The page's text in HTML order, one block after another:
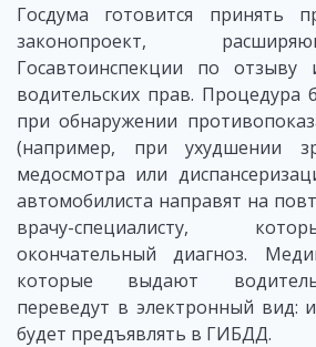
Госдума готовится принять
законопроект,
Госавтоинспекции по отзыву
водительских прав. Процедура
при обнаружении
(например, при ухудшении
медосмотра или
автомобилиста направят на
врачу-специалисту,
окончательный диагноз.
которые выдают
переведут в электронный вид:
будет предъявлять в ГИБДД.